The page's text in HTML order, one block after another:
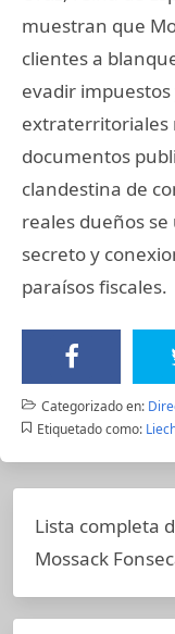
muestran que
clientes a
evadir
extraterritoriales
documentos
clandestina de
reales dueños
secreto y
paraísos fiscales.
Categorizado en:
Etiquetado como:
Lista completa
Mossack